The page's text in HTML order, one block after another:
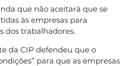
que não aceitará que se
às empresas para
dos trabalhadores.
da CIP defendeu que o
para que as empresas